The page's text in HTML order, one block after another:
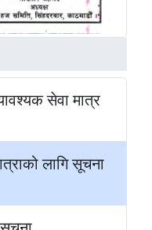
सेवा मात्र
लागि सूचना